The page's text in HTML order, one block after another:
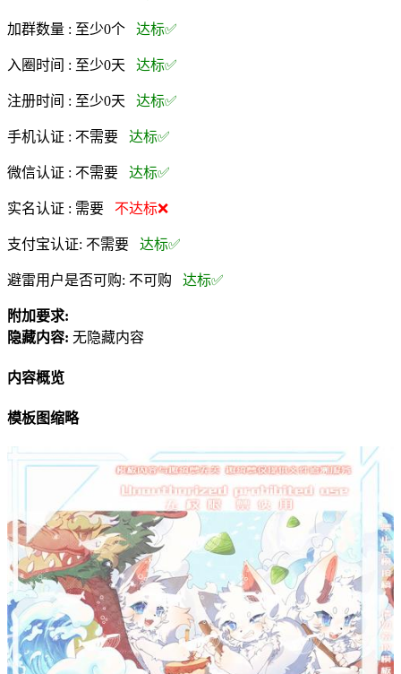
加群数量 : 至少0个 达标✅
入圈时间 : 至少0天 达标✅
注册时间 : 至少0天 达标✅
手机认证 : 不需要 达标✅
微信认证 : 不需要 达标✅
实名认证 : 需要 不达标❌
支付宝认证: 不需要 达标✅
避雷用户是否可购: 不可购 达标✅
附加要求:
隐藏内容: 无隐藏内容
内容概览
模板图缩略